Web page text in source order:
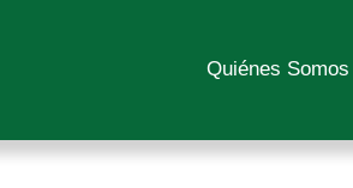
Quiénes Somos